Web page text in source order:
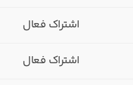
اشتراک فعال
اشتراک فعال